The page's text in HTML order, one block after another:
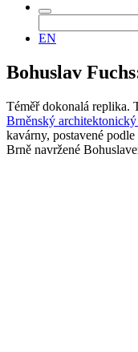
EN
Bohuslav
Téměř dokonalá replika.
Brněnský architektonický
kavárny, postavené
Brně navržené